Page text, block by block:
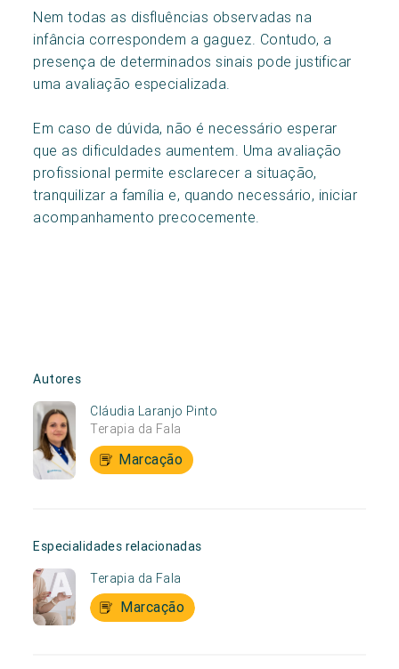
Nem todas as disfluências observadas na
infância correspondem a gaguez. Contudo, a
presença de determinados sinais pode justificar
uma avaliação especializada.
Em caso de dúvida, não é necessário esperar
que as dificuldades aumentem. Uma avaliação
profissional permite esclarecer a situação,
tranquilizar a família e, quando necessário, iniciar
acompanhamento precocemente.
Autores
Cláudia Laranjo Pinto
Terapia da Fala
Marcação
Especialidades relacionadas
Terapia da Fala
Marcação